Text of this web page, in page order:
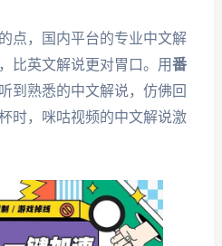
点，国内平台的专业中文解
比英文解说更对胃口。用番
到熟悉的中文解说，仿佛回
时，咪咕视频的中文解说激